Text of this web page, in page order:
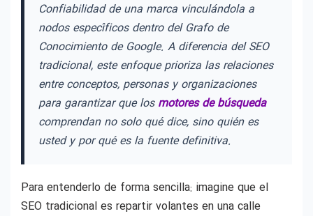
Confiabilidad de una marca vinculándola a
nodos específicos dentro del Grafo de
Conocimiento de Google. A diferencia del SEO
tradicional, este enfoque prioriza las relaciones
entre conceptos, personas y organizaciones
para garantizar que los motores de búsqueda
comprendan no solo qué dice, sino quién es
usted y por qué es la fuente definitiva.
Para entenderlo de forma sencilla: imagine que el
SEO tradicional es repartir volantes en una calle